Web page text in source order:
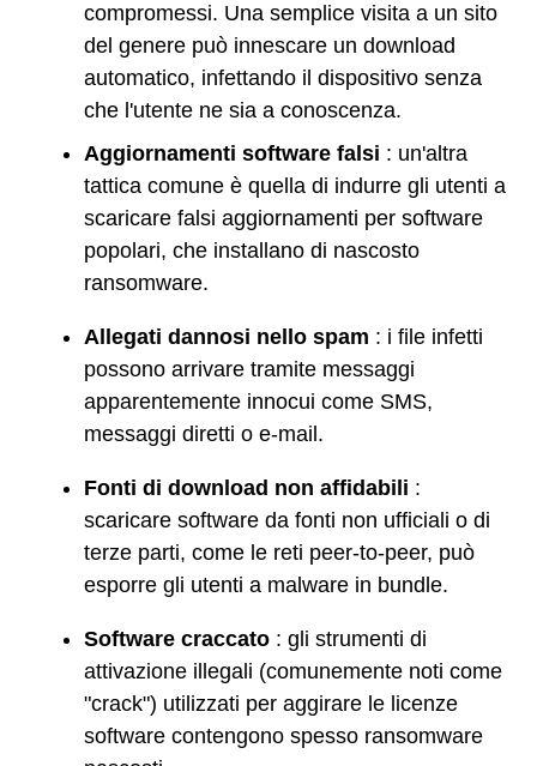
compromessi. Una semplice visita a un sito
del genere può innescare un download
automatico, infettando il dispositivo senza
che l'utente ne sia a conoscenza.
Aggiornamenti software falsi : un'altra
tattica comune è quella di indurre gli utenti a
scaricare falsi aggiornamenti per software
popolari, che installano di nascosto
ransomware.
Allegati dannosi nello spam : i file infetti
possono arrivare tramite messaggi
apparentemente innocui come SMS,
messaggi diretti o e-mail.
Fonti di download non affidabili :
scaricare software da fonti non ufficiali o di
terze parti, come le reti peer-to-peer, può
esporre gli utenti a malware in bundle.
Software craccato : gli strumenti di
attivazione illegali (comunemente noti come
"crack") utilizzati per aggirare le licenze
software contengono spesso ransomware